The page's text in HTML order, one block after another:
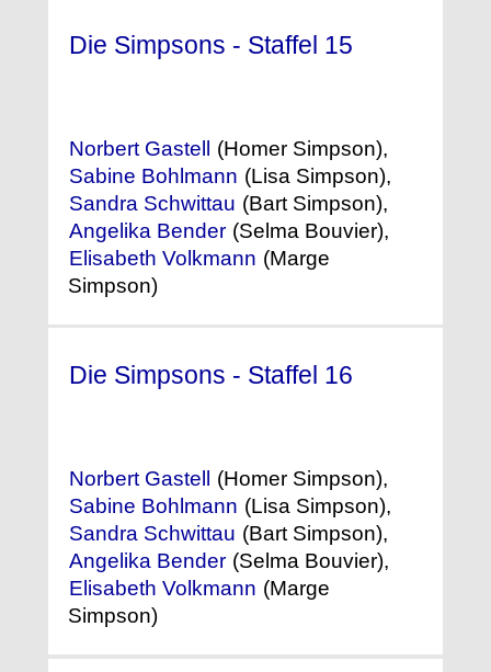
Die Simpsons - Staffel 15
Norbert Gastell
(Homer Simpson),
Sabine Bohlmann (Lisa Simpson),
Sandra Schwittau (Bart Simpson),
Angelika Bender (Selma Bouvier),
Elisabeth Volkmann (Marge
Simpson)
Die Simpsons - Staffel 16
Norbert Gastell
(Homer Simpson),
Sabine Bohlmann (Lisa Simpson),
Sandra Schwittau (Bart Simpson),
Angelika Bender (Selma Bouvier),
Elisabeth Volkmann (Marge
Simpson)